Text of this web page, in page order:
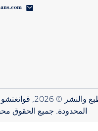
حقوق الطبع والنشر ©
المحدودة. جميع الحقوق